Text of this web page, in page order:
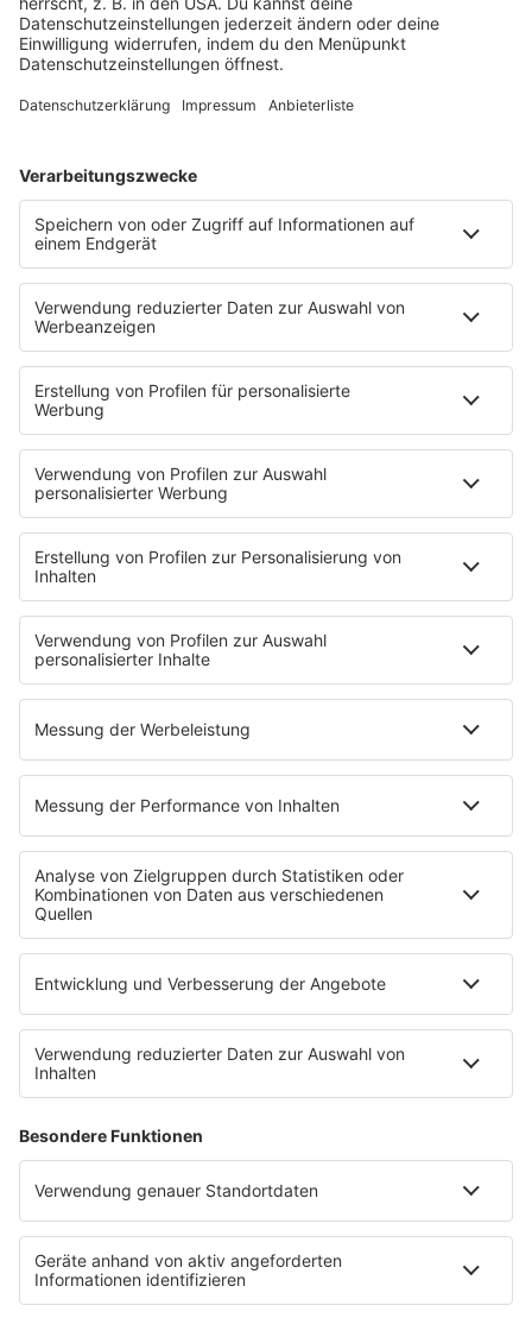
TEMPER CITY mit SELF AWARE
STARTSEITE
SERVICE
Kontakt
Newsletter
Jobs & Praktika
Pressekontakt
Presse & Downloads
Verkehr
Wetter
EMPFANG
Übersicht
radio.de
radioplayer.de
Partner
WERBUNG
Leistungen und Produkte
Mediadaten und Preisliste
Ansprechpartner
RECHTLICHES
Datenschutz
Datenschutzeinstellungen
Datenverarbeitung bei Gewinnspielen
Teilnahmebedingungen
Bildnachweise
KI-Leitlinie